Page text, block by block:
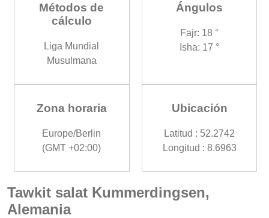
Métodos de
cálculo
Liga Mundial
Musulmana
Ángulos
Fajr: 18 °
Isha: 17 °
Zona horaria
Europe/Berlin
(GMT +02:00)
Ubicación
Latitud : 52.2742
Longitud : 8.6963
Tawkit salat Kummerdingsen,
Alemania